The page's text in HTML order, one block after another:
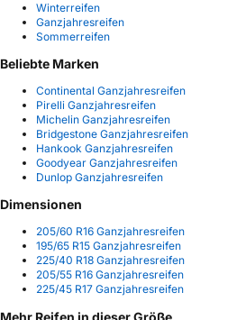
Winterreifen
Ganzjahresreifen
Sommerreifen
Beliebte Marken
Continental Ganzjahresreifen
Pirelli Ganzjahresreifen
Michelin Ganzjahresreifen
Bridgestone Ganzjahresreifen
Hankook Ganzjahresreifen
Goodyear Ganzjahresreifen
Dunlop Ganzjahresreifen
Dimensionen
205/60 R16 Ganzjahresreifen
195/65 R15 Ganzjahresreifen
225/40 R18 Ganzjahresreifen
205/55 R16 Ganzjahresreifen
225/45 R17 Ganzjahresreifen
Mehr Reifen in dieser Größe